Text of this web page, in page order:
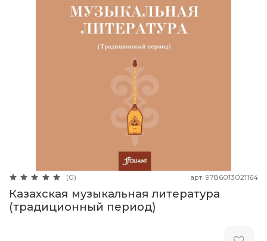
(0) арт. 9786013021164
Казахская музыкальная литература
(традиционный период)